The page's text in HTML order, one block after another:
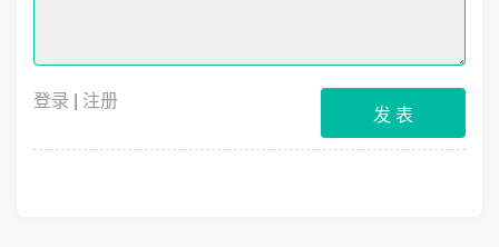
登录 | 注册
发 表